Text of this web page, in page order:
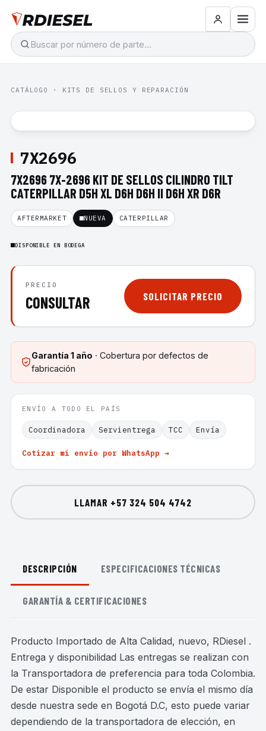
CATÁLOGO · KITS DE SELLOS Y REPARACIÓN
7X2696
7X2696 7X-2696 KIT DE SELLOS CILINDRO TILT
CATERPILLAR D5H XL D6H D6H II D6H XR D6R
AFTERMARKET NUEVA CATERPILLAR
DISPONIBLE EN BODEGA
PRECIO
CONSULTAR SOLICITAR PRECIO
Garantía 1 año · Cobertura por defectos de
fabricación
ENVÍO A TODO EL PAÍS
Coordinadora Servientrega TCC Envía
Cotizar mi envío por WhatsApp →
LLAMAR +57 324 504 4742
DESCRIPCIÓN ESPECIFICACIONES TÉCNICAS
GARANTÍA & CERTIFICACIONES
Producto Importado de Alta Calidad, nuevo, RDiesel .
Entrega y disponibilidad Las entregas se realizan con
la Transportadora de preferencia para toda Colombia.
De estar Disponible el producto se envía el mismo día
desde nuestra sede en Bogotá D.C, esto puede variar
dependiendo de la transportadora de elección, en